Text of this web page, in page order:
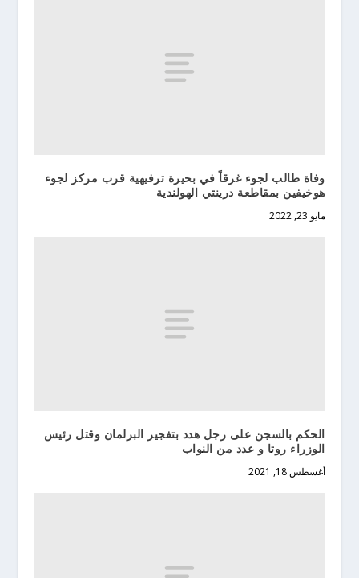
وفاة طالب لجوء غرقاً في بحيرة ترفيهية قرب مركز لجوء
هوخيفين بمقاطعة درينتي الهولندية
مايو 23, 2022
الحكم بالسجن على رجل هدد بتفجير البرلمان وقتل رئيس
الوزراء روتا و عدد من النواب
أغسطس 18, 2021